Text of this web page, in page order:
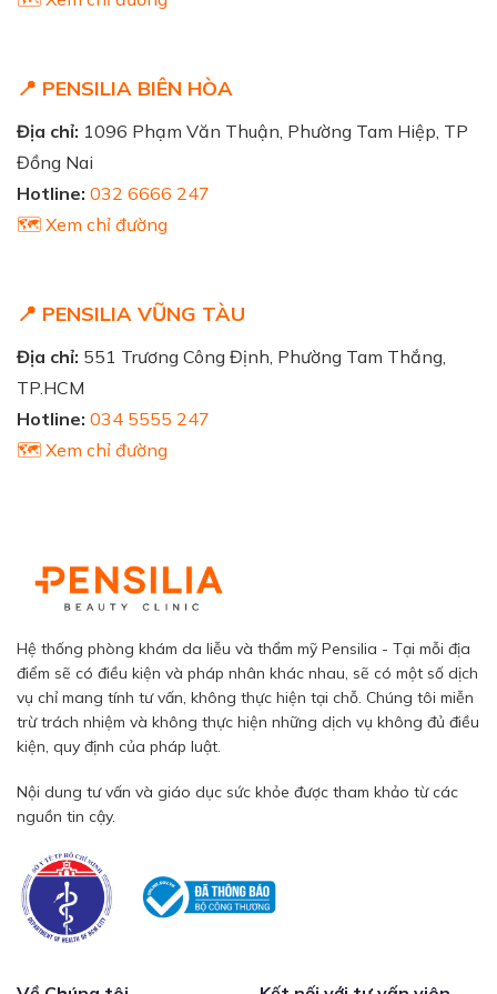
📍 PENSILIA BIÊN HÒA
Địa chỉ: 1096 Phạm Văn Thuận, Phường Tam Hiệp, TP
Đồng Nai
Hotline: 032 6666 247
🗺️ Xem chỉ đường
📍 PENSILIA VŨNG TÀU
Địa chỉ: 551 Trương Công Định, Phường Tam Thắng,
TP.HCM
Hotline: 034 5555 247
🗺️ Xem chỉ đường
Hệ thống phòng khám da liễu và thẩm mỹ Pensilia - Tại mỗi địa
điểm sẽ có điều kiện và pháp nhân khác nhau, sẽ có một số dịch
vụ chỉ mang tính tư vấn, không thực hiện tại chỗ. Chúng tôi miễn
trừ trách nhiệm và không thực hiện những dịch vụ không đủ điều
kiện, quy định của pháp luật.
Nội dung tư vấn và giáo dục sức khỏe được tham khảo từ các
nguồn tin cậy.